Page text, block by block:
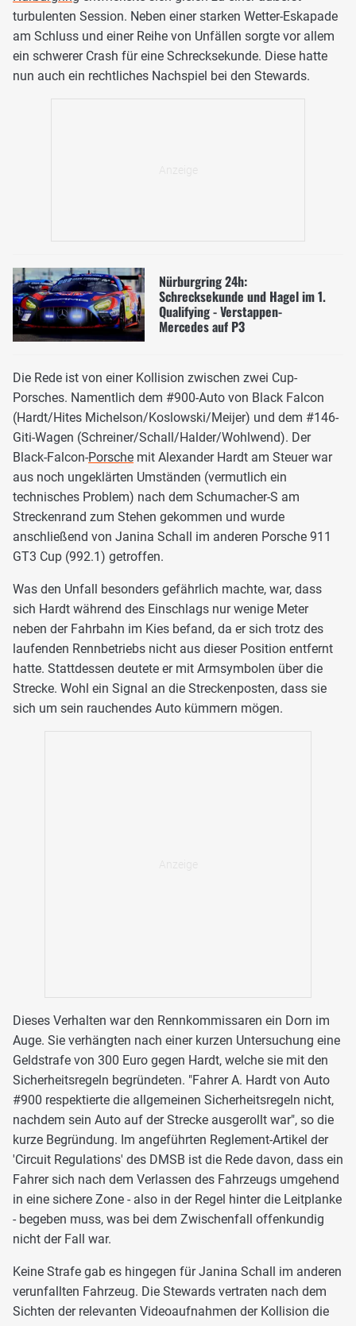
turbulenten Session. Neben einer starken Wetter-Eskapade
am Schluss und einer Reihe von Unfällen sorgte vor allem
ein schwerer Crash für eine Schrecksekunde. Diese hatte
nun auch ein rechtliches Nachspiel bei den Stewards.
Nürburgring 24h:
Schrecksekunde und Hagel im 1.
Qualifying - Verstappen-
Mercedes auf P3
Die Rede ist von einer Kollision zwischen zwei Cup-
Porsches. Namentlich dem #900-Auto von Black Falcon
(Hardt/Hites Michelson/Koslowski/Meijer) und dem #146-
Giti-Wagen (Schreiner/Schall/Halder/Wohlwend). Der
Black-Falcon-Porsche mit Alexander Hardt am Steuer war
aus noch ungeklärten Umständen (vermutlich ein
technisches Problem) nach dem Schumacher-S am
Streckenrand zum Stehen gekommen und wurde
anschließend von Janina Schall im anderen Porsche 911
GT3 Cup (992.1) getroffen.
Was den Unfall besonders gefährlich machte, war, dass
sich Hardt während des Einschlags nur wenige Meter
neben der Fahrbahn im Kies befand, da er sich trotz des
laufenden Rennbetriebs nicht aus dieser Position entfernt
hatte. Stattdessen deutete er mit Armsymbolen über die
Strecke. Wohl ein Signal an die Streckenposten, dass sie
sich um sein rauchendes Auto kümmern mögen.
Dieses Verhalten war den Rennkommissaren ein Dorn im
Auge. Sie verhängten nach einer kurzen Untersuchung eine
Geldstrafe von 300 Euro gegen Hardt, welche sie mit den
Sicherheitsregeln begründeten. "Fahrer A. Hardt von Auto
#900 respektierte die allgemeinen Sicherheitsregeln nicht,
nachdem sein Auto auf der Strecke ausgerollt war", so die
kurze Begründung. Im angeführten Reglement-Artikel der
'Circuit Regulations' des DMSB ist die Rede davon, dass ein
Fahrer sich nach dem Verlassen des Fahrzeugs umgehend
in eine sichere Zone - also in der Regel hinter die Leitplanke
- begeben muss, was bei dem Zwischenfall offenkundig
nicht der Fall war.
Keine Strafe gab es hingegen für Janina Schall im anderen
verunfallten Fahrzeug. Die Stewards vertraten nach dem
Sichten der relevanten Videoaufnahmen der Kollision die